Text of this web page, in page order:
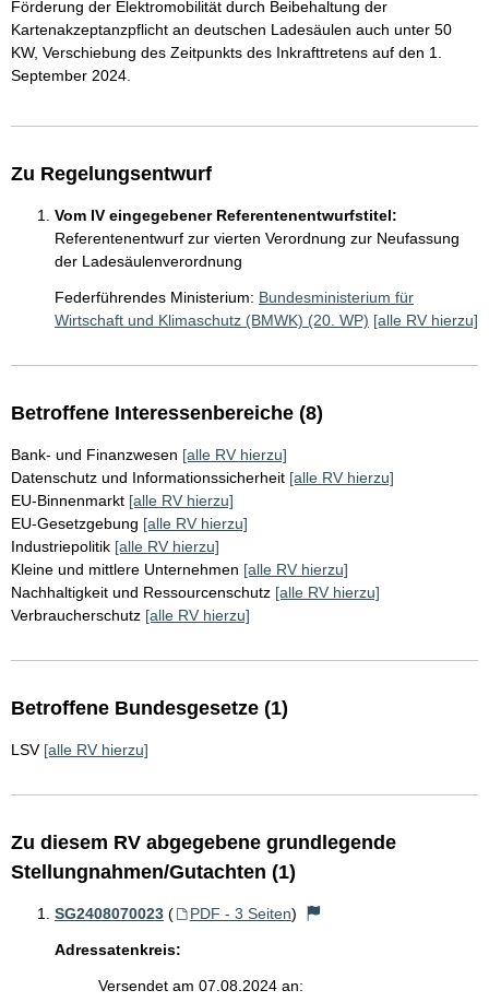
Förderung der Elektromobilität durch Beibehaltung der
Kartenakzeptanzpflicht an deutschen Ladesäulen auch unter 50
KW, Verschiebung des Zeitpunkts des Inkrafttretens auf den 1.
September 2024.
Zu Regelungsentwurf
Vom IV eingegebener Referentenentwurfstitel:
Referentenentwurf zur vierten Verordnung zur Neufassung
der Ladesäulenverordnung
Federführendes Ministerium: Bundesministerium für
Wirtschaft und Klimaschutz (BMWK) (20. WP) [alle RV hierzu]
Betroffene Interessenbereiche (8)
Bank- und Finanzwesen [alle RV hierzu]
Datenschutz und Informationssicherheit [alle RV hierzu]
EU-Binnenmarkt [alle RV hierzu]
EU-Gesetzgebung [alle RV hierzu]
Industriepolitik [alle RV hierzu]
Kleine und mittlere Unternehmen [alle RV hierzu]
Nachhaltigkeit und Ressourcenschutz [alle RV hierzu]
Verbraucherschutz [alle RV hierzu]
Betroffene Bundesgesetze (1)
LSV [alle RV hierzu]
Zu diesem RV abgegebene grundlegende
Stellungnahmen/Gutachten (1)
SG2408070023 ( PDF - 3 Seiten)
Adressatenkreis:
Versendet am 07.08.2024 an: